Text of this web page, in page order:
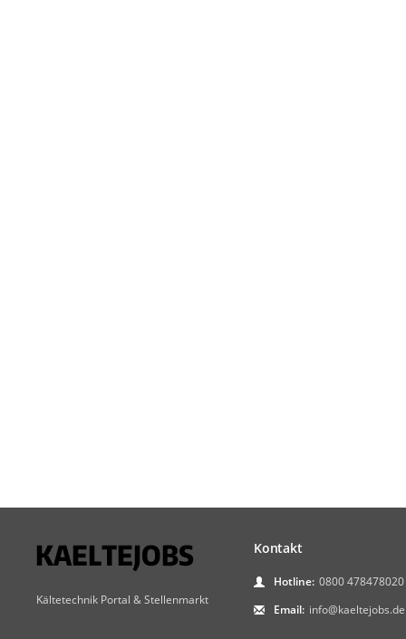
Kältetechnik Portal & Stellenmarkt
Kontakt
Hotline: 0800 478478020
Email: info@kaeltejobs.de